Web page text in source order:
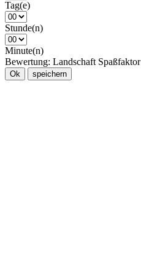
Tag(e)
Stunde(n)
Minute(n)
Bewertung: Landschaft Spaßfaktor
Ok speichern